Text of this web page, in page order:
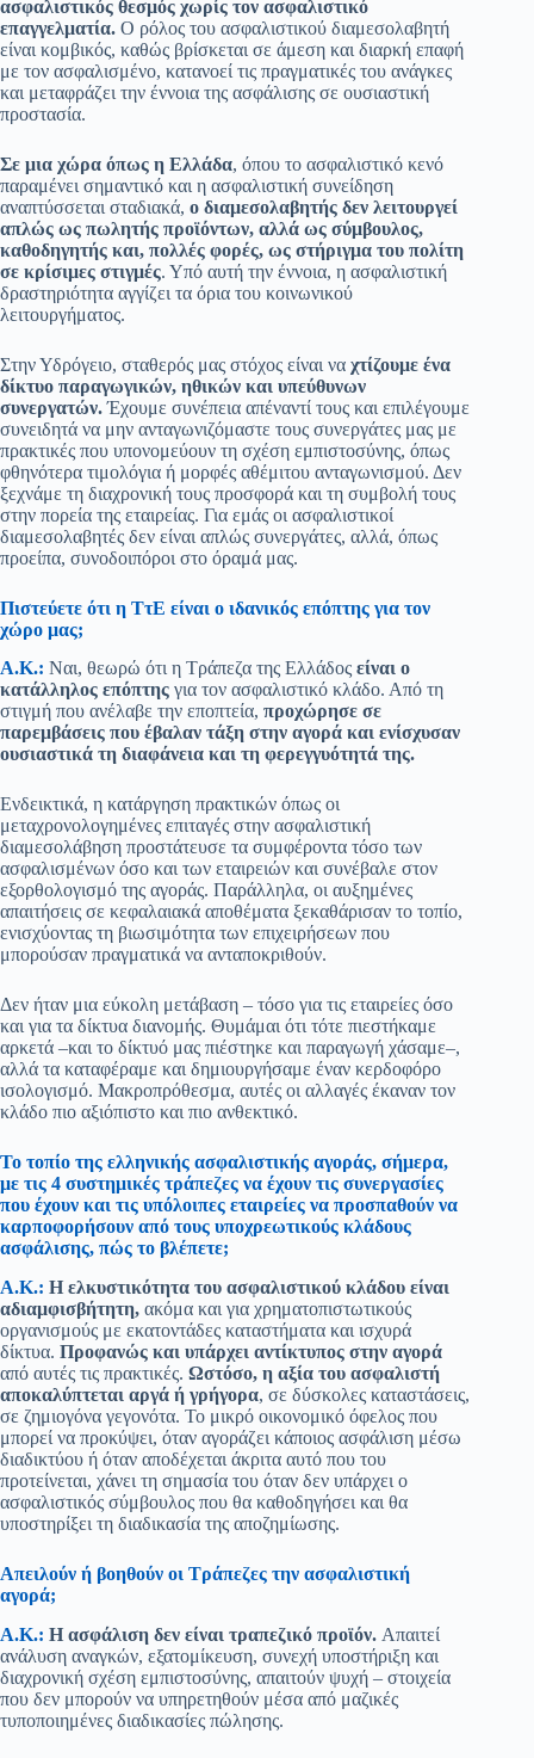
ασφαλιστικός θεσμός χωρίς τον ασφαλιστικό
επαγγελματία. Ο ρόλος του ασφαλιστικού διαμεσολαβητή
είναι κομβικός, καθώς βρίσκεται σε άμεση και διαρκή επαφή
με τον ασφαλισμένο, κατανοεί τις πραγματικές του ανάγκες
και μεταφράζει την έννοια της ασφάλισης σε ουσιαστική
προστασία.
Σε μια χώρα όπως η Ελλάδα, όπου το ασφαλιστικό κενό
παραμένει σημαντικό και η ασφαλιστική συνείδηση
αναπτύσσεται σταδιακά, ο διαμεσολαβητής δεν λειτουργεί
απλώς ως πωλητής προϊόντων, αλλά ως σύμβουλος,
καθοδηγητής και, πολλές φορές, ως στήριγμα του πολίτη
σε κρίσιμες στιγμές. Υπό αυτή την έννοια, η ασφαλιστική
δραστηριότητα αγγίζει τα όρια του κοινωνικού
λειτουργήματος.
Στην Υδρόγειο, σταθερός μας στόχος είναι να χτίζουμε ένα
δίκτυο παραγωγικών, ηθικών και υπεύθυνων
συνεργατών.Έχουμε συνέπεια απέναντί τους και επιλέγουμε
συνειδητά να μην ανταγωνιζόμαστε τους συνεργάτες μας με
πρακτικές που υπονομεύουν τη σχέση εμπιστοσύνης, όπως
φθηνότερα τιμολόγια ή μορφές αθέμιτου ανταγωνισμού. Δεν
ξεχνάμε τη διαχρονική τους προσφορά και τη συμβολή τους
στην πορεία της εταιρείας. Για εμάς οι ασφαλιστικοί
διαμεσολαβητές δεν είναι απλώς συνεργάτες, αλλά, όπως
προείπα, συνοδοιπόροι στο όραμά μας.
Πιστεύετε ότι η ΤτΕ είναι ο ιδανικός επόπτης για τον
χώρο μας;
Α.Κ.: Ναι, θεωρώ ότι η Τράπεζα της Ελλάδος είναι ο
κατάλληλος επόπτης για τον ασφαλιστικό κλάδο. Από τη
στιγμή που ανέλαβε την εποπτεία, προχώρησε σε
παρεμβάσεις που έβαλαν τάξη στην αγορά και ενίσχυσαν
ουσιαστικά τη διαφάνεια και τη φερεγγυότητά της.
Ενδεικτικά, η κατάργηση πρακτικών όπως οι
μεταχρονολογημένες επιταγές στην ασφαλιστική
διαμεσολάβηση προστάτευσε τα συμφέροντα τόσο των
ασφαλισμένων όσο και των εταιρειών και συνέβαλε στον
εξορθολογισμό της αγοράς. Παράλληλα, οι αυξημένες
απαιτήσεις σε κεφαλαιακά αποθέματα ξεκαθάρισαν το τοπίο,
ενισχύοντας τη βιωσιμότητα των επιχειρήσεων που
μπορούσαν πραγματικά να ανταποκριθούν.
Δεν ήταν μια εύκολη μετάβαση – τόσο για τις εταιρείες όσο
και για τα δίκτυα διανομής. Θυμάμαι ότι τότε πιεστήκαμε
αρκετά –και το δίκτυό μας πιέστηκε και παραγωγή χάσαμε–,
αλλά τα καταφέραμε και δημιουργήσαμε έναν κερδοφόρο
ισολογισμό. Μακροπρόθεσμα, αυτές οι αλλαγές έκαναν τον
κλάδο πιο αξιόπιστο και πιο ανθεκτικό.
Το τοπίο της ελληνικής ασφαλιστικής αγοράς, σήμερα,
με τις 4 συστημικές τράπεζες να έχουν τις συνεργασίες
που έχουν και τις υπόλοιπες εταιρείες να προσπαθούν να
καρποφορήσουν από τους υποχρεωτικούς κλάδους
ασφάλισης, πώς το βλέπετε;
Α.Κ.: Η ελκυστικότητα του ασφαλιστικού κλάδου είναι
αδιαμφισβήτητη, ακόμα και για χρηματοπιστωτικούς
οργανισμούς με εκατοντάδες καταστήματα και ισχυρά
δίκτυα. Προφανώς και υπάρχει αντίκτυπος στην αγορά
από αυτές τις πρακτικές. Ωστόσο, η αξία του ασφαλιστή
αποκαλύπτεται αργά ή γρήγορα, σε δύσκολες καταστάσεις,
σε ζημιογόνα γεγονότα. Το μικρό οικονομικό όφελος που
μπορεί να προκύψει, όταν αγοράζει κάποιος ασφάλιση μέσω
διαδικτύου ή όταν αποδέχεται άκριτα αυτό που του
προτείνεται, χάνει τη σημασία του όταν δεν υπάρχει ο
ασφαλιστικός σύμβουλος που θα καθοδηγήσει και θα
υποστηρίξει τη διαδικασία της αποζημίωσης.
Απειλούν ή βοηθούν οι Τράπεζες την ασφαλιστική
αγορά;
Α.Κ.: Η ασφάλιση δεν είναι τραπεζικό προϊόν. Απαιτεί
ανάλυση αναγκών, εξατομίκευση, συνεχή υποστήριξη και
διαχρονική σχέση εμπιστοσύνης, απαιτούν ψυχή – στοιχεία
που δεν μπορούν να υπηρετηθούν μέσα από μαζικές
τυποποιημένες διαδικασίες πώλησης.